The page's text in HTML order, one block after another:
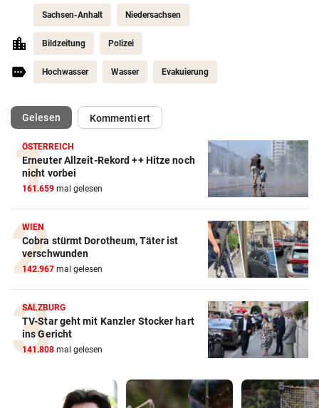
Sachsen-Anhalt Niedersachsen
Bildzeitung Polizei
Hochwasser Wasser Evakuierung
Gelesen(ausgewählt)Kommentiert
ÖSTERREICH
Erneuter Allzeit-Rekord ++ Hitze noch
nicht vorbei
161.659 mal gelesen
WIEN
Cobra stürmt Dorotheum, Täter ist
verschwunden
142.967 mal gelesen
SALZBURG
TV-Star geht mit Kanzler Stocker hart
ins Gericht
141.808 mal gelesen